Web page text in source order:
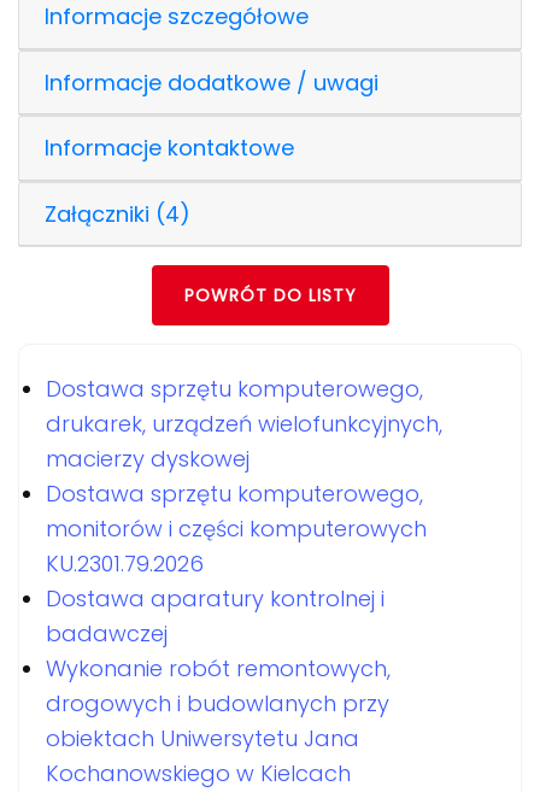
Informacje szczegółowe
Informacje dodatkowe / uwagi
Informacje kontaktowe
Załączniki (4)
POWRÓT DO LISTY
Dostawa sprzętu komputerowego,
drukarek, urządzeń wielofunkcyjnych,
macierzy dyskowej
Dostawa sprzętu komputerowego,
monitorów i części komputerowych
KU.2301.79.2026
Dostawa aparatury kontrolnej i
badawczej
Wykonanie robót remontowych,
drogowych i budowlanych przy
obiektach Uniwersytetu Jana
Kochanowskiego w Kielcach